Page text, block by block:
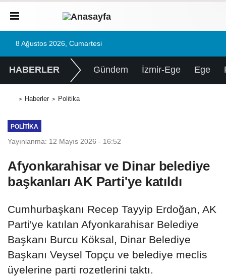
8 Ağustos 2026, Cumartesi
HABERLER Gündem İzmir-Ege Ege
Haberler Politika
POLITIKA
Yayınlanma: 12 Mayıs 2026 - 16:52
Afyonkarahisar ve Dinar belediye
başkanları AK Parti'ye katıldı
Cumhurbaşkanı Recep Tayyip Erdoğan, AK
Parti'ye katılan Afyonkarahisar Belediye
Başkanı Burcu Köksal, Dinar Belediye
Başkanı Veysel Topçu ve belediye meclis
üyelerine parti rozetlerini taktı.